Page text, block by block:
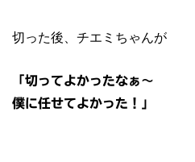
切った後、チエミちゃんが
「切ってよかったなぁ〜
僕に任せてよかった！」